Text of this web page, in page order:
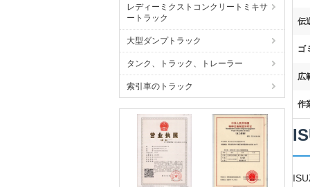
レディーミクストコンクリートミキサ
ートラック
大型ダンプトラック
タンク、トラック、トレーラー
索引車のトラック
伝
ゴ
広
作